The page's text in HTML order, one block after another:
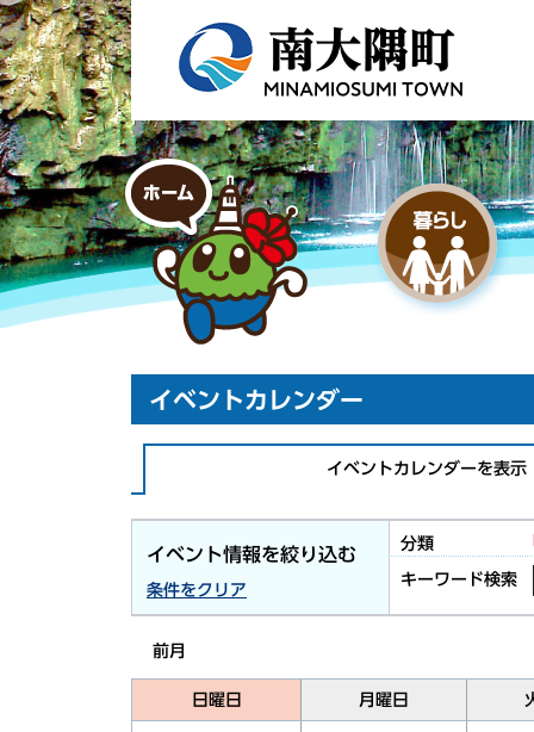
イベントカレンダー
イベントカレンダーを表示
イベント情報を絞り込む
条件をクリア
分類
キーワード検索
前月
日曜日 月曜日